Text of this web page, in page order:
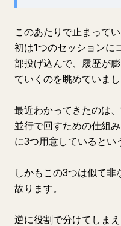
このあたりで止まって
初は1つのセッションに
部投げ込んで、履歴が
ていくのを眺めていまし
最近わかってきたのは
並行で回すための仕組
に3つ用意しているとい
しかもこの3つは似て
故ります。
逆に役割で分けてしま